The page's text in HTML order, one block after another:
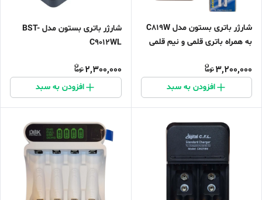
شارژر باتری بستون مدل C819W
به همراه باتری قلمی و نیم قلمی
3,200,000
افزودن به سبد
شارژر باتری بستون مدل BST-
C9012WL
2,300,000
افزودن به سبد